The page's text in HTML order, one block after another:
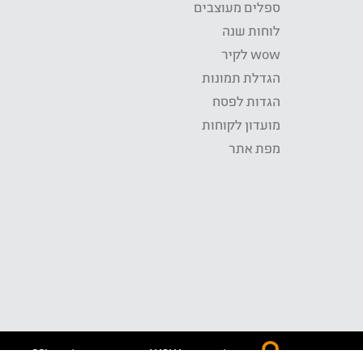
ספלים מעוצבים
לוחות שנה
wow לקיר
הגדלת תמונות
הגדות לפסח
מועדון לקוחות
מפת אתר
התשלום באתר WOW מאובטח בטכנולוגית SSL